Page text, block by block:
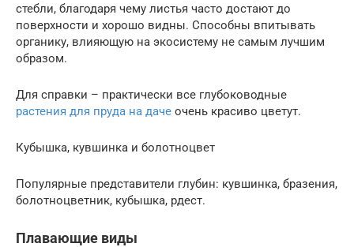
стебли, благодаря чему листья часто достают до
поверхности и хорошо видны. Способны впитывать
органику, влияющую на экосистему не самым лучшим
образом.
Для справки – практически все глубоководные
растения для пруда на даче очень красиво цветут.
Кубышка, кувшинка и болотноцвет
Популярные представители глубин: кувшинка, бразения,
болотноцветник, кубышка, рдест.
Плавающие виды